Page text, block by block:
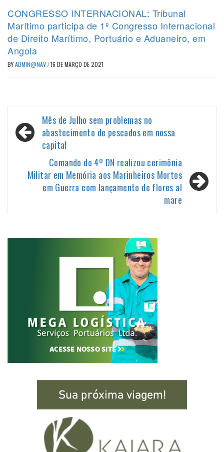
CONGRESSO INTERNACIONAL: Tribunal
Marítimo participa de 1º Congresso Internacional
de Direito Marítimo, Portuário e Aduaneiro, em
Angola
BYADMIN@NAV/16 DE MARÇO DE 2021
Navegação
de
Mês de Julho sem problemas no
abastecimento de pescados em nossa
capital
Comando do 4º DN realizou cerimônia
Militar em Memória aos Marinheiros Mortos
em Guerra com lançamento de flores al
mare